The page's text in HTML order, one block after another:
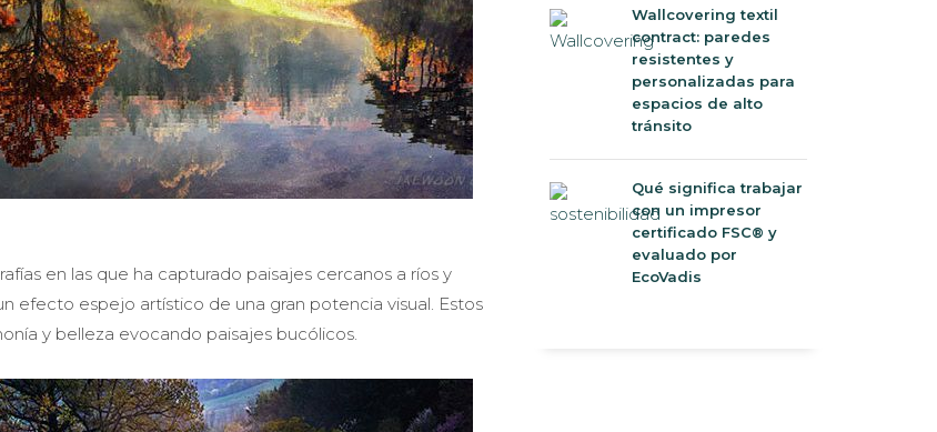
en las que ha capturado paisajes cercanos a ríos y
efecto espejo artístico de una gran potencia visual. Estos
y belleza evocando paisajes bucólicos.
Wallcovering textil
contract: paredes
resistentes y
personalizadas para
espacios de alto
tránsito
Qué significa trabajar
con un impresor
certificado FSC® y
evaluado por
EcoVadis